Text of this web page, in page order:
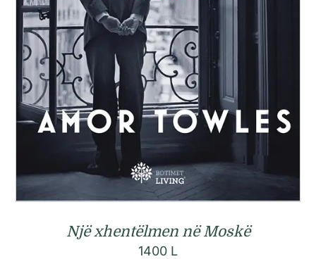
Një xhentëlmen në Moskë
1400 L